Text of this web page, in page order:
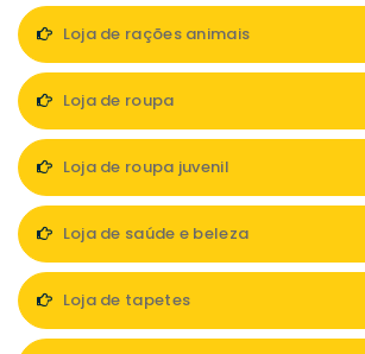
Loja de rações animais
Loja de roupa
Loja de roupa juvenil
Loja de saúde e beleza
Loja de tapetes